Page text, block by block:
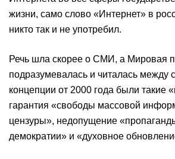
жизни, само слово «Интернет» в
никто так и не употребил.
Речь шла скорее о СМИ, а Мировая
подразумевалась и читалась между
концепции от 2000 года были такие
гарантия «свободы массовой
цензуры», недопущение
демократии» и «духовное